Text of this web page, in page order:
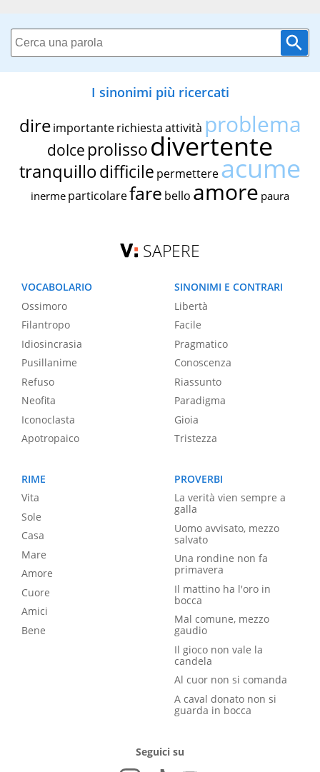
I sinonimi più ricercati
dire importante richiestaattività problema
dolce prolissodivertente
tranquillodifficile permettereacume
inerme particolarefare bello amore paura
SAPERE
VOCABOLARIO
Ossimoro
Filantropo
Idiosincrasia
Pusillanime
Refuso
Neofita
Iconoclasta
Apotropaico
SINONIMI E CONTRARI
Libertà
Facile
Pragmatico
Conoscenza
Riassunto
Paradigma
Gioia
Tristezza
RIME
Vita
Sole
Casa
Mare
Amore
Cuore
Amici
Bene
PROVERBI
La verità vien sempre a
galla
Uomo avvisato, mezzo
salvato
Una rondine non fa
primavera
Il mattino ha l'oro in
bocca
Mal comune, mezzo
gaudio
Il gioco non vale la
candela
Al cuor non si comanda
A caval donato non si
guarda in bocca
Seguici su